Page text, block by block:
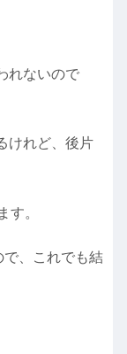
れないので
けれど、後片
す。
、これでも結